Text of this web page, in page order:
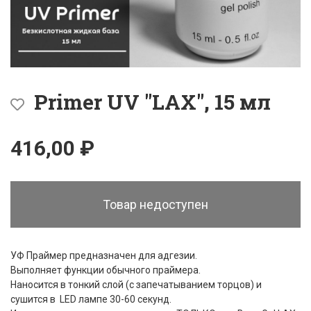
Primer UV "LAX", 15 мл
416,00 ₽
Товар недоступен
УФ Праймер предназначен для адгезии.
Выполняет функции обычного праймера.
Наносится в тонкий слой (с запечатыванием торцов) и
сушится в LED лампе 30-60 секунд.